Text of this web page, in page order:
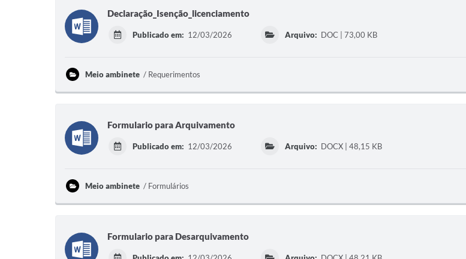
Declaração_Isenção_licenciamento
Publicado em: 12/03/2026 Arquivo: DOC | 73,00 KB
Meio ambinete Requerimentos
Formulario para Arquivamento
Publicado em: 12/03/2026 Arquivo: DOCX | 48,15 KB
Meio ambinete Formulários
Formulario para Desarquivamento